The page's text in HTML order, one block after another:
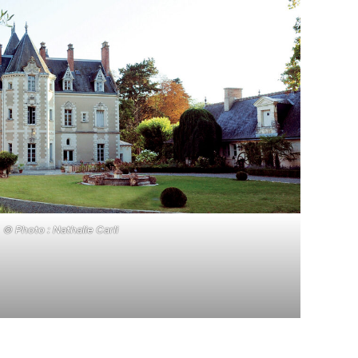
© Photo : Nathalie Carli